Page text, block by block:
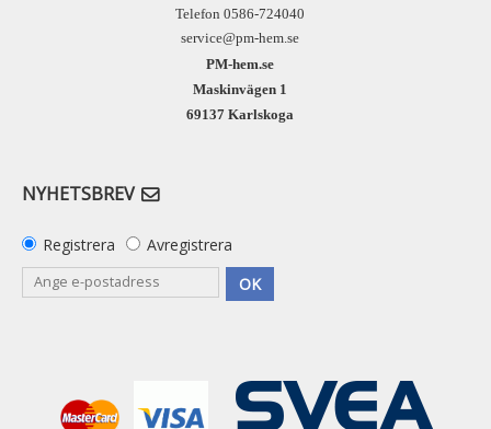
Telefon 0586-724040
service@pm-hem.se
PM-hem.se
Maskinvägen 1
69137 Karlskoga
NYHETSBREV
Registrera
Avregistrera
OK